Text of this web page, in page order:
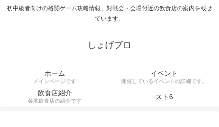
初中級者向けの格闘ゲーム攻略情報、対戦会・会場付近の飲食店の案内を載せ
ています。
しょげブロ
ホーム
メインページです
イベント
開催しているイベントの詳細です。
飲食店紹介
各地飲食店の紹介です スト6